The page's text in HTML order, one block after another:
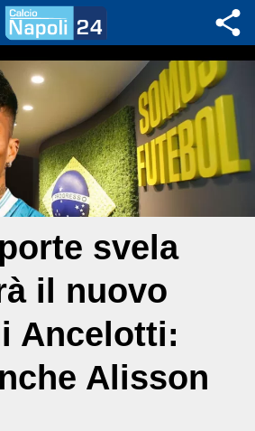
svela
il nuovo
Ancelotti:
Alisson